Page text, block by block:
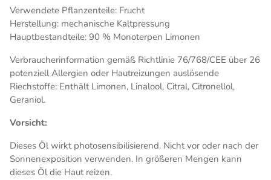
Verwendete Pflanzenteile: Frucht
Herstellung: mechanische Kaltpressung
Hauptbestandteile: 90 % Monoterpen Limonen
Verbraucherinformation gemäß Richtlinie 76/768/CEE über 26
potenziell Allergien oder Hautreizungen auslösende
Riechstoffe: Enthält Limonen, Linalool, Citral, Citronellol,
Geraniol.
Vorsicht:
Dieses Öl wirkt photosensibilisierend. Nicht vor oder nach der
Sonnenexposition verwenden. In größeren Mengen kann
dieses Öl die Haut reizen.